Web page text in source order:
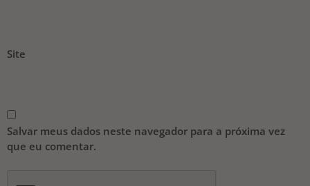
Site
Salvar meus dados neste navegador para a próxima vez
que eu comentar.